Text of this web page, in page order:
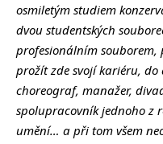
osmiletým studiem
dvou studentských
profesionálním souborem,
prožít zde svojí kariéru,
choreograf, manažer,
spolupracovník jednoho z
umění… a při tom všem